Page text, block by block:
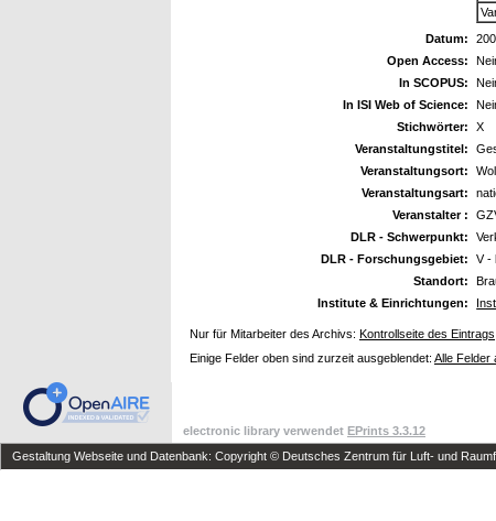
Datum:
Open Access:
In SCOPUS:
In ISI Web of Science:
Stichwörter:
X
Veranstaltungstitel:
Veranstaltungsort:
Veranstaltungsart:
Veranstalter :
DLR - Schwerpunkt:
DLR - Forschungsgebiet:
V -
Standort:
Institute & Einrichtungen:
Nur für Mitarbeiter des Archivs: Kontrollseite des Eintrags
Einige Felder oben sind zurzeit ausgeblendet: Alle Felder
electronic library verwendet EPrints 3.3.12
Gestaltung Webseite und Datenbank: Copyright © Deutsches Zentrum für Luft- und